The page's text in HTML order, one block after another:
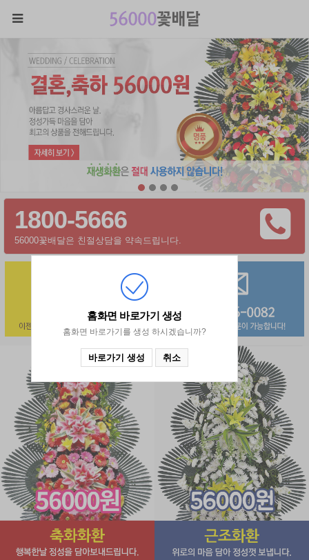
1800-5666
56000꽃배달은 친절상담을 약속드립니다.
홈화면 바로가기 생성
홈화면 바로가기를 생성 하시겠습니까?
바로가기 생성 취소